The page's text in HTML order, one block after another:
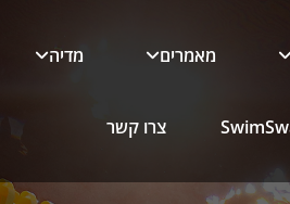
מאמרים מדיה
צרו קשר